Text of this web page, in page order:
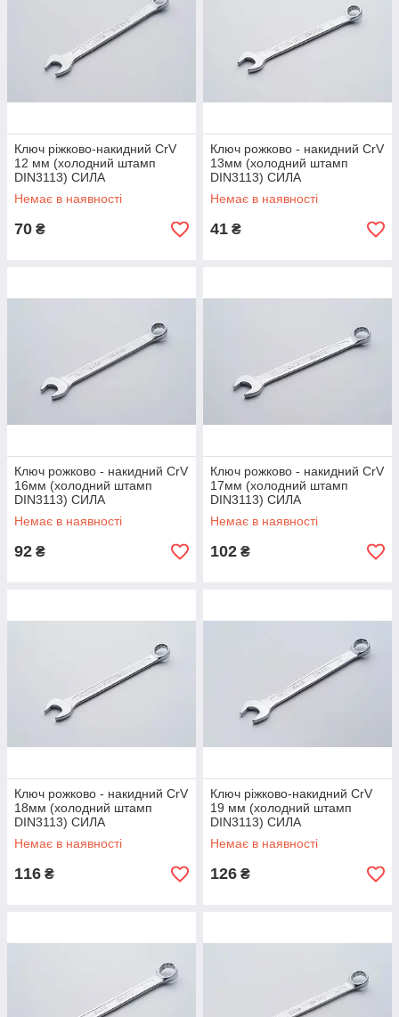
Ключ ріжково-накидний CrV
12 мм (холодний штамп
DIN3113) СИЛА
Немає в наявності
70 ₴
Ключ рожково - накидний CrV
13мм (холодний штамп
DIN3113) СИЛА
Немає в наявності
41 ₴
Ключ рожково - накидний CrV
16мм (холодний штамп
DIN3113) СИЛА
Немає в наявності
92 ₴
Ключ рожково - накидний CrV
17мм (холодний штамп
DIN3113) СИЛА
Немає в наявності
102 ₴
Ключ рожково - накидний CrV
18мм (холодний штамп
DIN3113) СИЛА
Немає в наявності
116 ₴
Ключ ріжково-накидний CrV
19 мм (холодний штамп
DIN3113) СИЛА
Немає в наявності
126 ₴